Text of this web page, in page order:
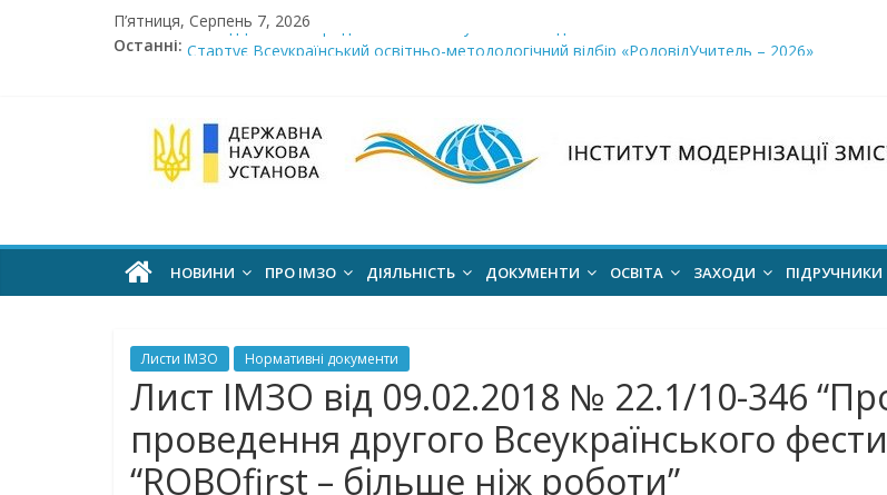
П’ятниця, Серпень 7, 2026
Останні:
Сімнадцята міжнародна виставка «Сучасні заклади освіти»
Стартує Всеукраїнський освітньо-методологічний відбір «РодовідУчитель – 2026»
Розпочато прийом документів на конкурс для здобуття академічних стипендій імені Героїв
Інститут
модернізації
змісту
освіти
офіційний
веб-
сайт
НОВИНИ ПРО ІМЗО ДІЯЛЬНІСТЬ ДОКУМЕНТИ ОСВІТА ЗАХОДИ ПІДРУЧНИКИ
Листи ІМЗО Нормативні документи
Лист ІМЗО від 09.02.2018 № 22.1/10-346
проведення другого Всеукраїнського
“ROBOfirst – більше ніж роботи”